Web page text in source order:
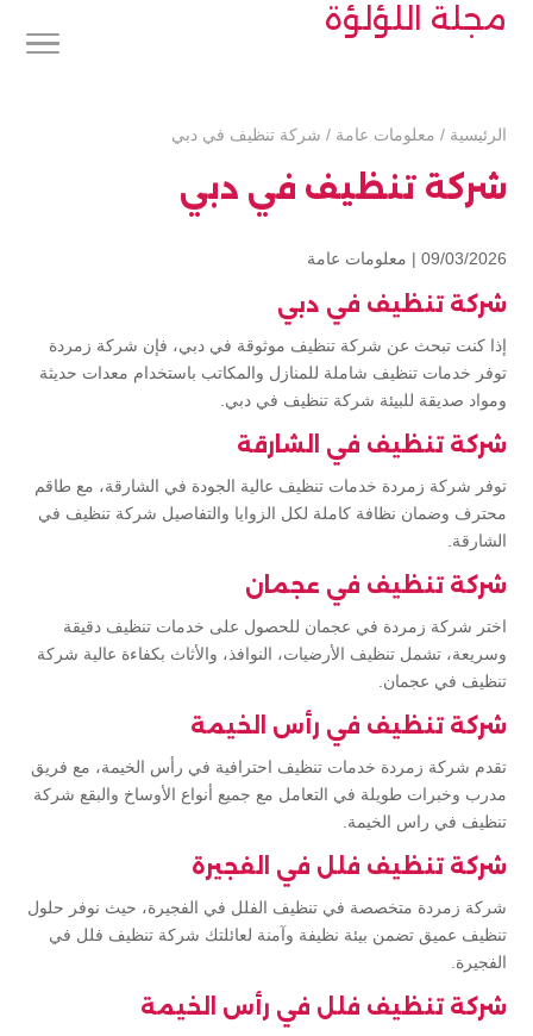
مجلة اللؤلؤة
الرئيسية / معلومات عامة / شركة تنظيف في دبي
شركة تنظيف في دبي
09/03/2026 | معلومات عامة
شركة تنظيف في دبي
إذا كنت تبحث عن شركة تنظيف موثوقة في دبي، فإن شركة زمردة
توفر خدمات تنظيف شاملة للمنازل والمكاتب باستخدام معدات حديثة
ومواد صديقة للبيئة شركة تنظيف في دبي.
شركة تنظيف في الشارقة
توفر شركة زمردة خدمات تنظيف عالية الجودة في الشارقة، مع طاقم
محترف وضمان نظافة كاملة لكل الزوايا والتفاصيل شركة تنظيف في
الشارقة.
شركة تنظيف في عجمان
اختر شركة زمردة في عجمان للحصول على خدمات تنظيف دقيقة
وسريعة، تشمل تنظيف الأرضيات، النوافذ، والأثاث بكفاءة عالية شركة
تنظيف في عجمان.
شركة تنظيف في رأس الخيمة
تقدم شركة زمردة خدمات تنظيف احترافية في رأس الخيمة، مع فريق
مدرب وخبرات طويلة في التعامل مع جميع أنواع الأوساخ والبقع شركة
تنظيف في راس الخيمة.
شركة تنظيف فلل في الفجيرة
شركة زمردة متخصصة في تنظيف الفلل في الفجيرة، حيث نوفر حلول
تنظيف عميق تضمن بيئة نظيفة وآمنة لعائلتك شركة تنظيف فلل في
الفجيرة.
شركة تنظيف فلل في رأس الخيمة